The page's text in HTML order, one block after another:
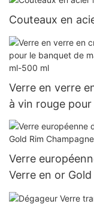
Couteaux en
Verre en verre
à vin rouge
Personnalité
Verre
Verre en or